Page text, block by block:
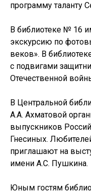
программу таланту
В библиотеке № 16
экскурсию по
веков». В
с подвигами
Отечественной
В Центральной
А.А. Ахматовой
выпускников
Гнесиных.
приглашают на
имени А.С. Пушкина.
Юным гостям